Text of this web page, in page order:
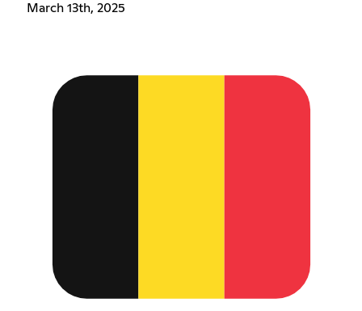
March 13th, 2025